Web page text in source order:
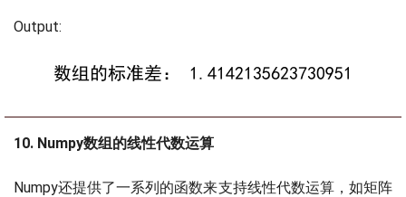
Output:
10. Numpy数组的线性代数运算
Numpy还提供了一系列的函数来支持线性代数运算，如矩阵